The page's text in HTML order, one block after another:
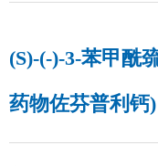
(S)-(-)-3-苯甲酰
药物佐芬普利钙)